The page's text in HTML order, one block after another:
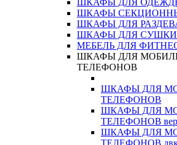
ШКАФЫ ДЛЯ
ШКАФЫ
ШКАФЫ ДЛЯ
ШКАФЫ ДЛЯ
МЕБЕЛЬ ДЛЯ
ШКАФЫ ДЛЯ
ТЕЛЕФОНОВ
ШКАФЫ ДЛЯ
ТЕЛЕФОНОВ
ШКАФЫ ДЛЯ
ТЕЛЕФОНОВ
ШКАФЫ ДЛЯ
ТЕЛЕФОНОВ